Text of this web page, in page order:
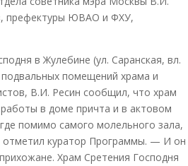
префектуры ЮВАО и ФХУ,
в Жулебине (ул. Саранская, вл.
помещений храма и
В.И. Ресин сообщил, что храм
в доме причта и в актовом
помимо самого молельного зала,
отметил куратор Программы. — И он
Храм Сретения Господня